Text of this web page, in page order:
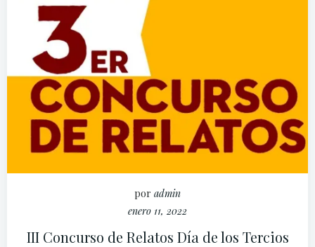
por admin
enero 11, 2022
III Concurso de Relatos Día de los Tercios